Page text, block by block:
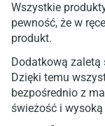
Wszystkie
pewność, że w
produkt.
Dodatkową zaletą
Dzięki temu
bezpośrednio z
świeżość i